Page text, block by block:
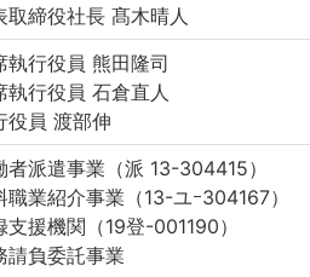
取締役社長 髙木晴人
執行役員 熊田隆司
執行役員 石倉直人
役員 渡部伸
者派遣事業（派 13-304415）
職業紹介事業（13-ユｰ304167）
支援機関（19登-001190）
請負委託事業